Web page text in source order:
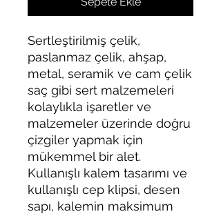
Sertleştirilmiş çelik,
paslanmaz çelik, ahşap,
metal, seramik ve cam çelik
saç gibi sert malzemeleri
kolaylıkla işaretler ve
malzemeler üzerinde doğru
çizgiler yapmak için
mükemmel bir alet.
Kullanışlı kalem tasarımı ve
kullanışlı cep klipsi, desen
sapı, kalemin maksimum